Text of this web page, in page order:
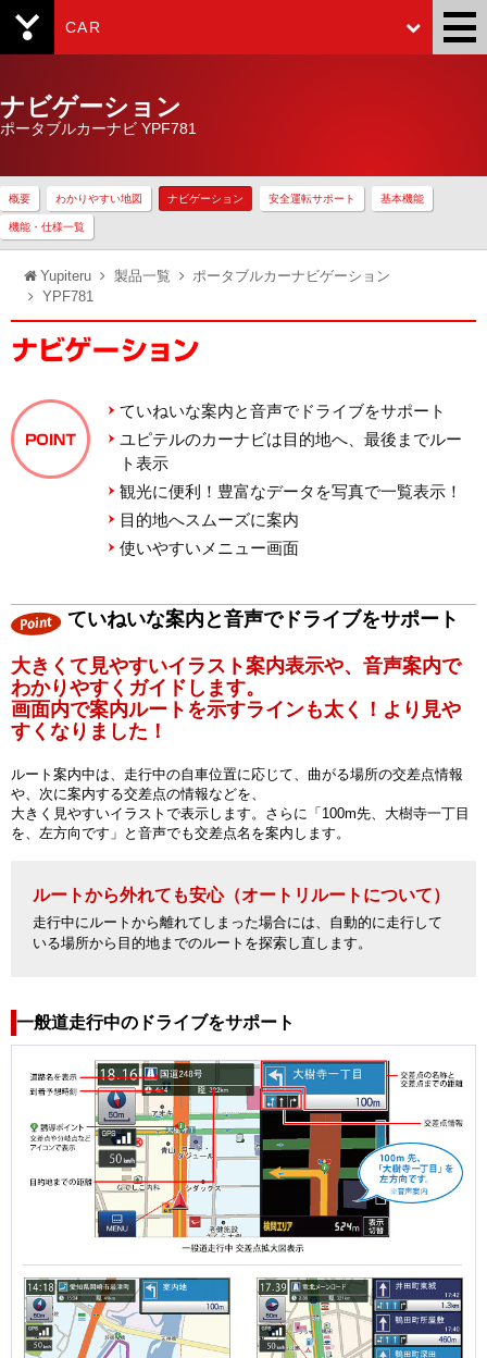
CAR
ナビゲーション
ポータブルカーナビ YPF781
概要 わかりやすい地図 ナビゲーション 安全運転サポート 基本機能
機能・仕様一覧
Yupiteru 製品一覧
ポータブルカーナビゲーション
YPF781
ていねいな案内と音声でドライブをサポート
ユピテルのカーナビは目的地へ、最後までルー
ト表示
観光に便利！豊富なデータを写真で一覧表示！
目的地へスムーズに案内
使いやすいメニュー画面
ていねいな案内と音声でドライブをサポート
大きくて見やすいイラスト案内表示や、音声案内で
わかりやすくガイドします。
画面内で案内ルートを示すラインも太く！より見や
すくなりました！
ルート案内中は、走行中の自車位置に応じて、曲がる場所の交差点情報
や、次に案内する交差点の情報などを、
大きく見やすいイラストで表示します。さらに「100m先、大樹寺一丁目
を、左方向です」と音声でも交差点名を案内します。
ルートから外れても安心（オートリルートについて）
走行中にルートから離れてしまった場合には、自動的に走行して
いる場所から目的地までのルートを探索し直します。
一般道走行中のドライブをサポート